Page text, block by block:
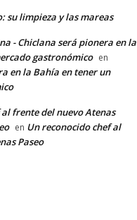
su limpieza y las mareas
- Chiclana será pionera en la
gastronómico en
en la Bahía en tener un
frente del nuevo Atenas
en Un reconocido chef al
Paseo